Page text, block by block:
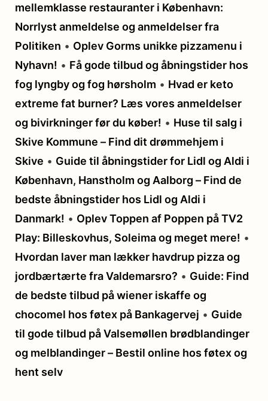
mellemklasse restauranter i København:
Norrlyst anmeldelse og anmeldelser fra
Politiken • Oplev Gorms unikke pizzamenu i
Nyhavn! • Få gode tilbud og åbningstider hos
fog lyngby og fog hørsholm • Hvad er keto
extreme fat burner? Læs vores anmeldelser
og bivirkninger før du køber! • Huse til salg i
Skive Kommune – Find dit drømmehjem i
Skive • Guide til åbningstider for Lidl og Aldi i
København, Hanstholm og Aalborg – Find de
bedste åbningstider hos Lidl og Aldi i
Danmark! • Oplev Toppen af Poppen på TV2
Play: Billeskovhus, Soleima og meget mere! •
Hvordan laver man lækker havdrup pizza og
jordbærtærte fra Valdemarsro? • Guide: Find
de bedste tilbud på wiener iskaffe og
chocomel hos føtex på Bankagervej • Guide
til gode tilbud på Valsemøllen brødblandinger
og melblandinger – Bestil online hos føtex og
hent selv